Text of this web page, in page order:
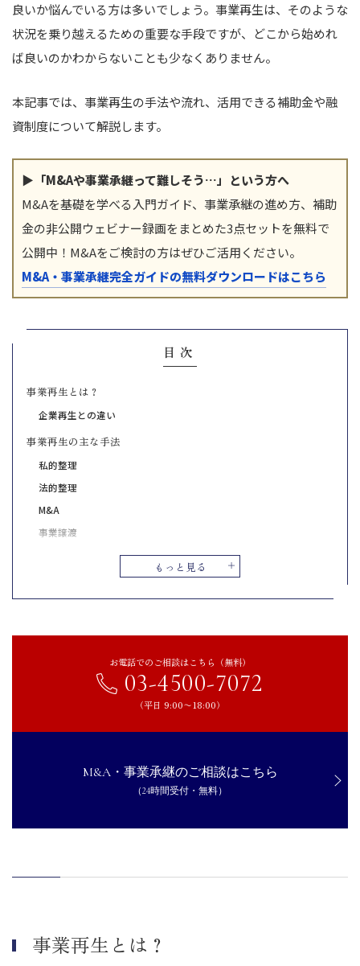
良いか悩んでいる方は多いでしょう。事業再生は、そのような
状況を乗り越えるための重要な手段ですが、どこから始めれ
ば良いのかわからないことも少なくありません。
本記事では、事業再生の手法や流れ、活用できる補助金や融
資制度について解説します。
▶「M&Aや事業承継って難しそう…」という方へ
M&Aを基礎を学べる入門ガイド、事業承継の進め方、補助
金の非公開ウェビナー録画をまとめた3点セットを無料で
公開中！M&Aをご検討の方はぜひご活用ください。
M&A・事業承継完全ガイドの無料ダウンロードはこちら
目次
もっと見る
事業再生とは？
企業再生との違い
事業再生の主な手法
私的整理
法的整理
M&A
事業譲渡
業務改善と収益向上に向けた取り組みを行う
モニタリングと継続的な改善を行う
ものづくり・商業・サービス生産性向上促進補助金
小規模事業者持続化補助金
実現可能な事業再生計画を策定する
お電話でのご相談はこちら（無料）
03-4500-7072
（平日 9:00〜18:00）
M&A・事業承継のご相談はこちら
（24時間受付・無料）
事業再生とは？